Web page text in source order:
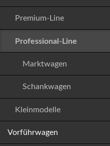
Premium-Line
Professional-Line
Marktwagen
Schankwagen
Kleinmodelle
Vorführwagen